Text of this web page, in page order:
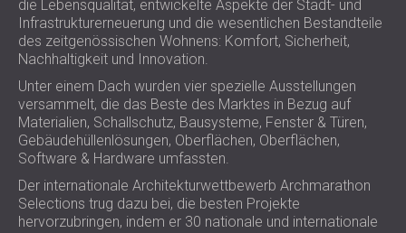
AKUSTIKLÖSUNGEN FÜR HOTELS
SCHALLSCHUTZ UND AKUSTIK FÜR
HALLEN
SCHALLDÄMMUNG UND
AKUSTIKLÖSUNGEN FÜR
EINZELHANDELSFLÄCHEN
SCHALLSCHUTZ UND AKUSTIK FÜR
BILDUNGSEINRICHTUNGEN
SCHALLSCHUTZ UND AKUSTIK FÜR
GESUNDHEITSEINRICHTUNGE
ROMÂNIA (RO)
POLAND (PL)
FINLAND (FI)
РОССИЯ (RU)
USA (US)
SOUTH AFRICA (ZA)
die Lebensqualität, entwickelte Aspekte der Stadt- und
Infrastrukturerneuerung und die wesentlichen Bestandteile
des zeitgenössischen Wohnens: Komfort, Sicherheit,
Nachhaltigkeit und Innovation.
Unter einem Dach wurden vier spezielle Ausstellungen
versammelt, die das Beste des Marktes in Bezug auf
Materialien, Schallschutz, Bausysteme, Fenster & Türen,
Gebäudehüllenlösungen, Oberflächen, Oberflächen,
Software & Hardware umfassten.
Der internationale Architekturwettbewerb Archmarathon
Selections trug dazu bei, die besten Projekte
hervorzubringen, indem er 30 nationale und internationale